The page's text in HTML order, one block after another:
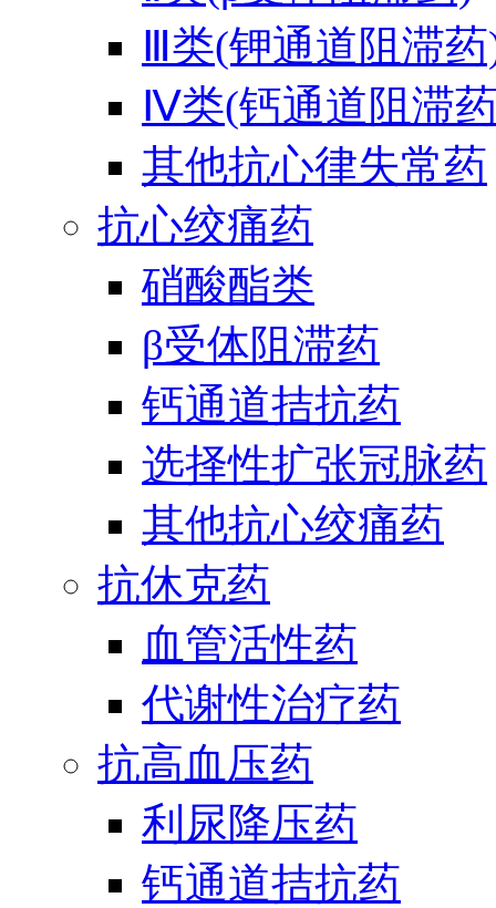
Ⅲ类(钾通道阻滞
Ⅳ类(钙通道阻滞
其他抗心律失常药
抗心绞痛药
硝酸酯类
β受体阻滞药
钙通道拮抗药
选择性扩张冠脉药
其他抗心绞痛药
抗休克药
血管活性药
代谢性治疗药
抗高血压药
利尿降压药
钙通道拮抗药